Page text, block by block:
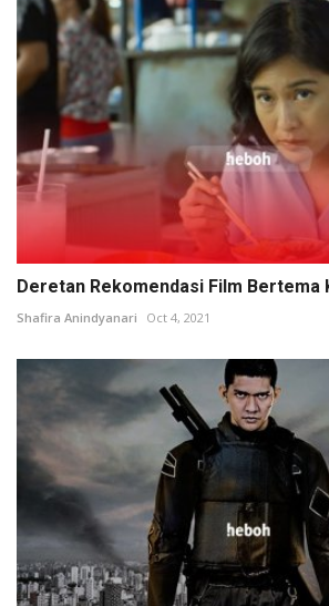
Deretan Rekomendasi Film Bertema
Shafira Anindyanari Oct 4, 2021